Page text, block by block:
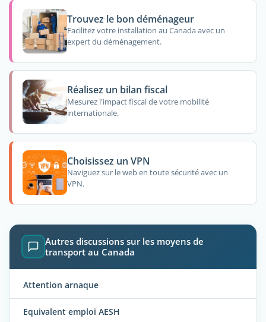
Trouvez le bon déménageur
Facilitez votre installation au Canada avec un
expert du déménagement.
Réalisez un bilan fiscal
Mesurez l'impact fiscal de votre mobilité
internationale.
Choisissez un VPN
Naviguez sur le web en toute sécurité avec un
VPN.
Autres discussions sur les moyens de
transport au Canada
Attention arnaque
Equivalent emploi AESH